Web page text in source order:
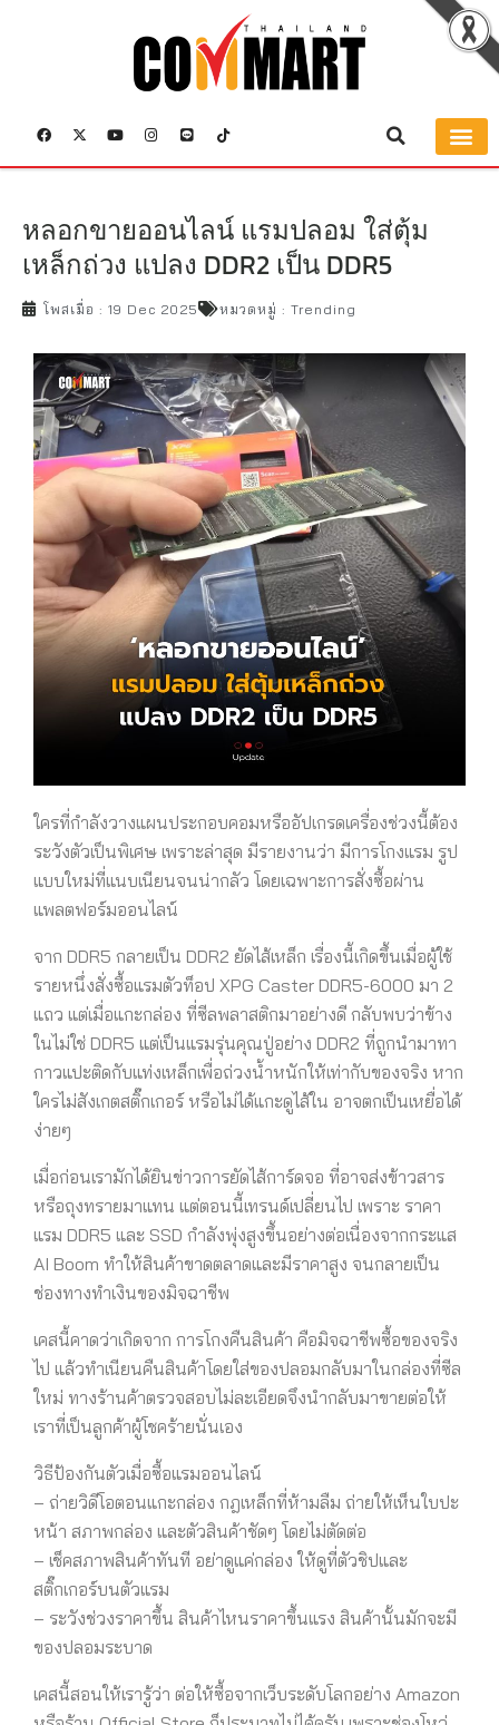
หลอกขายออนไลน์ แรมปลอม ใส่ตุ้ม
เหล็กถ่วง แปลง DDR2 เป็น DDR5
โพสเมื่อ : 19 Dec 2025 หมวดหมู่ : Trending
ใครที่กำลังวางแผนประกอบคอมหรืออัปเกรดเครื่องช่วงนี้ต้อง
ระวังตัวเป็นพิเศษ เพราะล่าสุด มีรายงานว่า มีการโกงแรม รูป
แบบใหม่ที่แนบเนียนจนน่ากลัว โดยเฉพาะการสั่งซื้อผ่าน
แพลตฟอร์มออนไลน์
จาก DDR5 กลายเป็น DDR2 ยัดไส้เหล็ก เรื่องนี้เกิดขึ้นเมื่อผู้ใช้
รายหนึ่งสั่งซื้อแรมตัวท็อป XPG Caster DDR5-6000 มา 2
แถว แต่เมื่อแกะกล่อง ที่ซีลพลาสติกมาอย่างดี กลับพบว่าข้าง
ในไม่ใช่ DDR5 แต่เป็นแรมรุ่นคุณปู่อย่าง DDR2 ที่ถูกนำมาทา
กาวแปะติดกับแท่งเหล็กเพื่อถ่วงน้ำหนักให้เท่ากับของจริง หาก
ใครไม่สังเกตสติ๊กเกอร์ หรือไม่ได้แกะดูไส้ใน อาจตกเป็นเหยื่อได้
ง่ายๆ
เมื่อก่อนเรามักได้ยินข่าวการยัดไส้การ์ดจอ ที่อาจส่งข้าวสาร
หรือถุงทรายมาแทน แต่ตอนนี้เทรนด์เปลี่ยนไป เพราะ ราคา
แรม DDR5 และ SSD กำลังพุ่งสูงขึ้นอย่างต่อเนื่องจากกระแส
AI Boom ทำให้สินค้าขาดตลาดและมีราคาสูง จนกลายเป็น
ช่องทางทำเงินของมิจฉาชีพ
เคสนี้คาดว่าเกิดจาก การโกงคืนสินค้า คือมิจฉาชีพซื้อของจริง
ไป แล้วทำเนียนคืนสินค้าโดยใส่ของปลอมกลับมาในกล่องที่ซีล
ใหม่ ทางร้านค้าตรวจสอบไม่ละเอียดจึงนำกลับมาขายต่อให้
เราที่เป็นลูกค้าผู้โชคร้ายนั่นเอง
วิธีป้องกันตัวเมื่อซื้อแรมออนไลน์
– ถ่ายวิดีโอตอนแกะกล่อง กฎเหล็กที่ห้ามลืม ถ่ายให้เห็นใบปะ
หน้า สภาพกล่อง และตัวสินค้าชัดๆ โดยไม่ตัดต่อ
– เช็คสภาพสินค้าทันที อย่าดูแค่กล่อง ให้ดูที่ตัวชิปและ
สติ๊กเกอร์บนตัวแรม
– ระวังช่วงราคาขึ้น สินค้าไหนราคาขึ้นแรง สินค้านั้นมักจะมี
ของปลอมระบาด
เคสนี้สอนให้เรารู้ว่า ต่อให้ซื้อจากเว็บระดับโลกอย่าง Amazon